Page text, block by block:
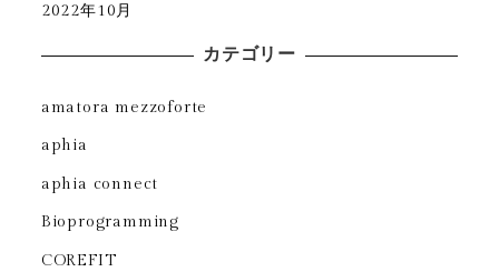
2022年10月
カテゴリー
amatora mezzoforte
aphia
aphia connect
Bioprogramming
COREFIT